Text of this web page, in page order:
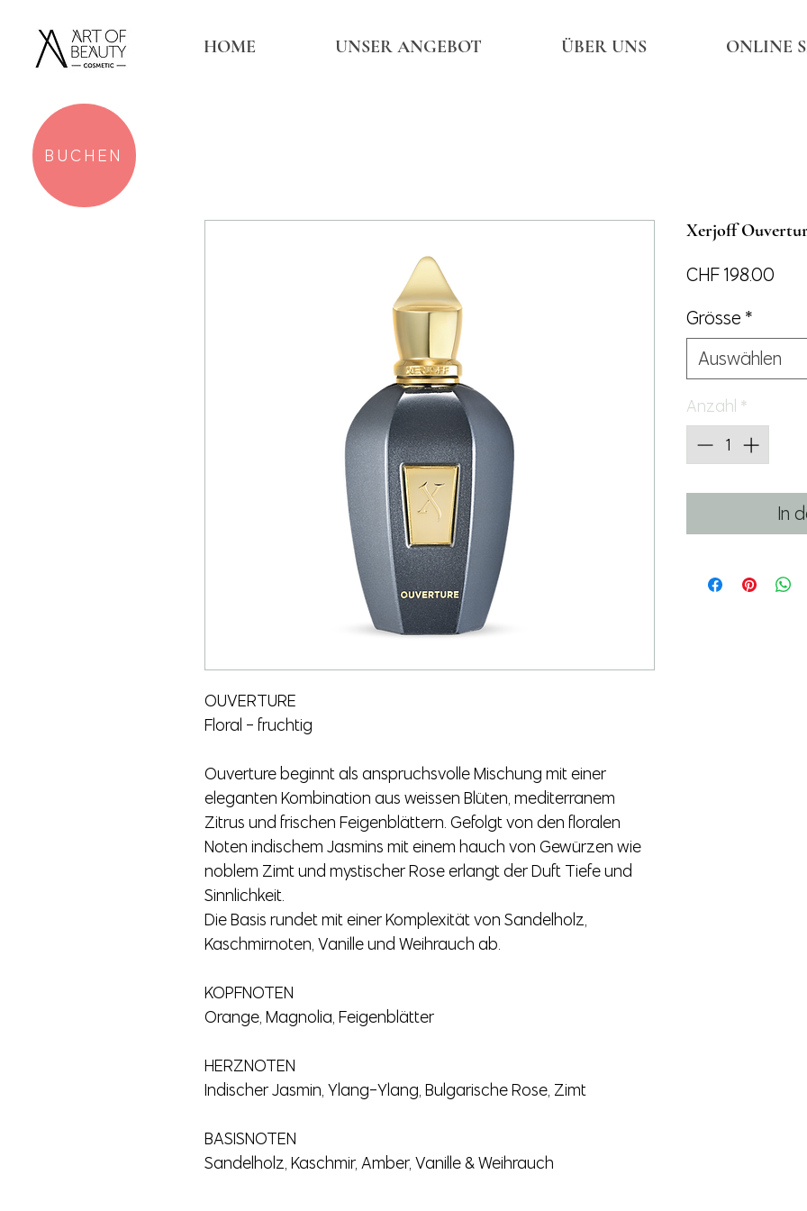
HOME UNSER ANGEBOT ÜBER UNS ONLINE
OUVERTURE
Floral - fruchtig
Ouverture beginnt als anspruchsvolle Mischung mit einer
eleganten Kombination aus weissen Blüten, mediterranem
Zitrus und frischen Feigenblättern. Gefolgt von den floralen
Noten indischem Jasmins mit einem hauch von Gewürzen wie
noblem Zimt und mystischer Rose erlangt der Duft Tiefe und
Sinnlichkeit.
Die Basis rundet mit einer Komplexität von Sandelholz,
Kaschmirnoten, Vanille und Weihrauch ab.
KOPFNOTEN
Orange, Magnolia, Feigenblätter
HERZNOTEN
Indischer Jasmin, Ylang-Ylang, Bulgarische Rose, Zimt
BASISNOTEN
Sandelholz, Kaschmir, Amber, Vanille & Weihrauch
Xerjoff
CHF 198.00
Grösse *
Auswählen
Anzahl *
In
BUCHEN